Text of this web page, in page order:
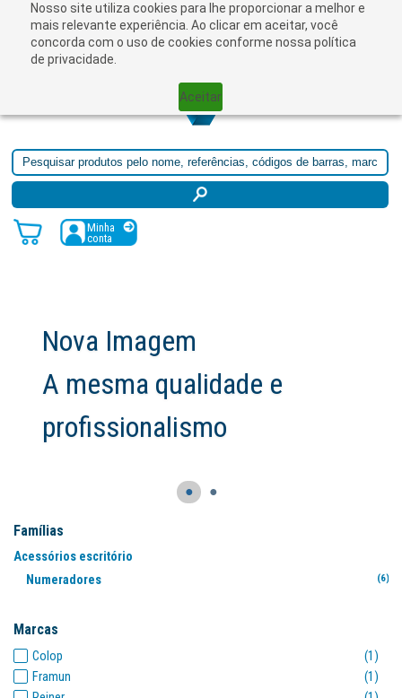
Nosso site utiliza cookies para lhe proporcionar a melhor e
mais relevante experiência. Ao clicar em aceitar, você
concorda com o uso de cookies conforme nossa política
de privacidade.
Aceitar
Minha
conta
e
● ●
Famílias
Acessórios escritório
Numeradores
(6)
Marcas
Colop
(1)
Framun
(1)